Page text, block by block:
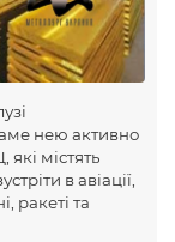
нею активно
містять
в авіації,
ракеті та